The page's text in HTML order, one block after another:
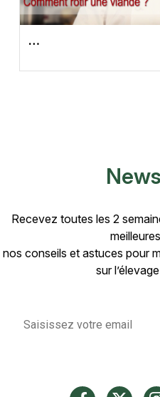
…
Recevez toutes les 2
nos conseils et astuces pour
sur